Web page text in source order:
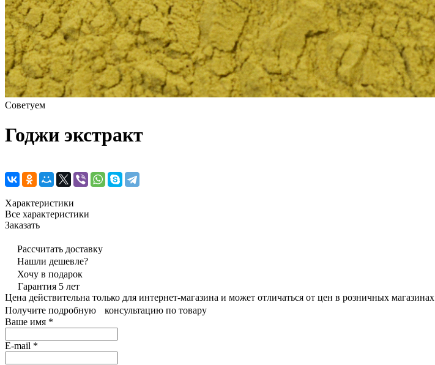
Советуем
Годжи экстракт
Характеристики
Все характеристики
Заказать
Рассчитать доставку
Нашли дешевле?
Хочу в подарок
Гарантия 5 лет
Цена действительна только для интернет-магазина и может отличаться от цен в розничных магазинах
Получите подробную консультацию по товару
Ваше имя *
E-mail *